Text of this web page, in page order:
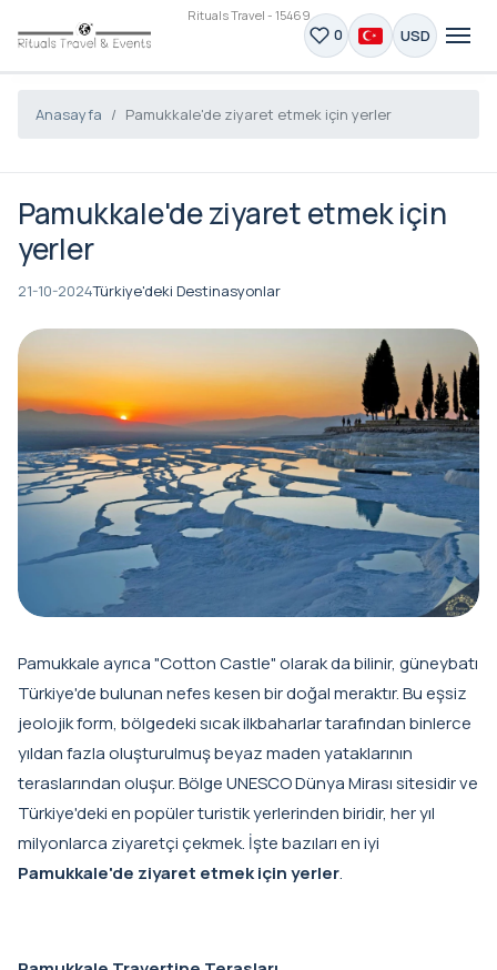
Rituals Travel - 15469
0 USD
Anasayfa Pamukkale'de ziyaret etmek için yerler
Pamukkale'de ziyaret etmek için
yerler
21-10-2024Türkiye'deki Destinasyonlar
Pamukkale ayrıca "Cotton Castle" olarak da bilinir, güneybatı
Türkiye'de bulunan nefes kesen bir doğal meraktır. Bu eşsiz
jeolojik form, bölgedeki sıcak ilkbaharlar tarafından binlerce
yıldan fazla oluşturulmuş beyaz maden yataklarının
teraslarından oluşur. Bölge UNESCO Dünya Mirası sitesidir ve
Türkiye'deki en popüler turistik yerlerinden biridir, her yıl
milyonlarca ziyaretçi çekmek. İşte bazıları en iyi
Pamukkale'de ziyaret etmek için yerler.